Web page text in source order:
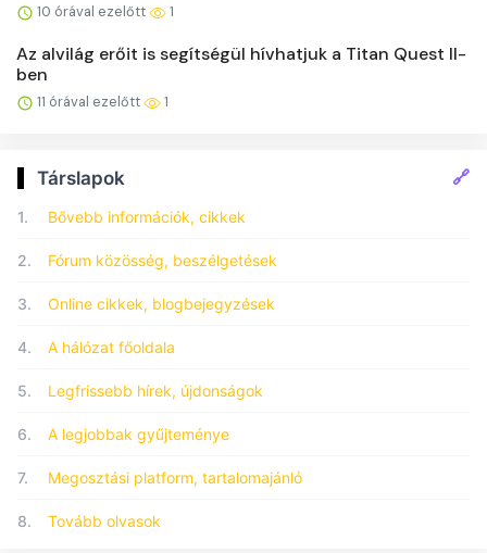
10 órával ezelőtt 1
Az alvilág erőit is segítségül hívhatjuk a Titan Quest II-
ben
11 órával ezelőtt 1
Társlapok 🔗
1. Bővebb információk, cikkek
2. Fórum közösség, beszélgetések
3. Online cikkek, blogbejegyzések
4. A hálózat főoldala
5. Legfrissebb hírek, újdonságok
6. A legjobbak gyűjteménye
7. Megosztási platform, tartalomajánló
8. Tovább olvasok